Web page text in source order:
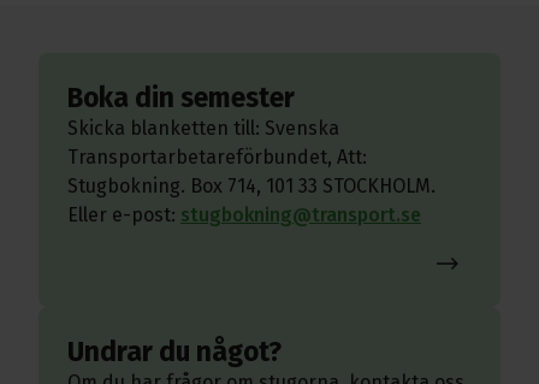
Boka din semester
Skicka blanketten till: Svenska
Transportarbetareförbundet, Att:
Stugbokning. Box 714, 101 33 STOCKHOLM.
Eller e-post: stugbokning@transport.se
Undrar du något?